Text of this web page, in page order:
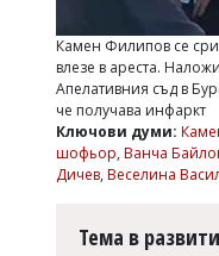
Главен
редактор:
Колев,
office@flagman.bg
Коментарите
Камен Филипов се
влезе в ареста.
Апелативния съд в
че получава инфаркт
Ключови думи:
шофьор, Ванча
Дичев, Веселина
Тема в